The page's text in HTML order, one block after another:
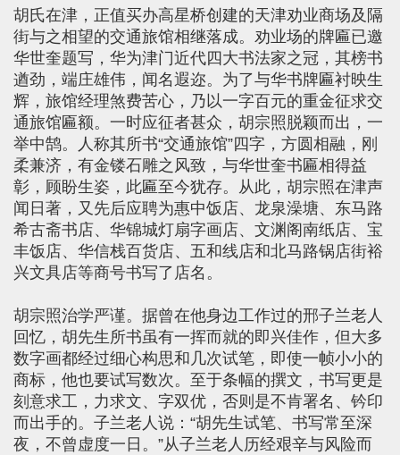
胡氏在津，正值买办高星桥创建的天津劝业商场及隔
街与之相望的交通旅馆相继落成。劝业场的牌匾已邀
华世奎题写，华为津门近代四大书法家之冠，其榜书
遒劲，端庄雄伟，闻名遐迩。为了与华书牌匾衬映生
辉，旅馆经理煞费苦心，乃以一字百元的重金征求交
通旅馆匾额。一时应征者甚众，胡宗照脱颖而出，一
举中鹄。人称其所书“交通旅馆”四字，方圆相融，刚
柔兼济，有金镂石雕之风致，与华世奎书匾相得益
彰，顾盼生姿，此匾至今犹存。从此，胡宗照在津声
闻日著，又先后应聘为惠中饭店、龙泉澡塘、东马路
希古斋书店、华锦城灯扇字画店、文渊阁南纸店、宝
丰饭店、华信栈百货店、五和线店和北马路锅店街裕
兴文具店等商号书写了店名。
胡宗照治学严谨。据曾在他身边工作过的邢子兰老人
回忆，胡先生所书虽有一挥而就的即兴佳作，但大多
数字画都经过细心构思和几次试笔，即使一帧小小的
商标，他也要试写数次。至于条幅的撰文，书写更是
刻意求工，力求文、字双优，否则是不肯署名、钤印
而出手的。子兰老人说：“胡先生试笔、书写常至深
夜，不曾虚度一日。”从子兰老人历经艰辛与风险而